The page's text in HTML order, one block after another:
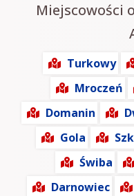
Miejscowości
Turkowy
Mroczeń
Domanin
Gola
Świba
Darnowiec